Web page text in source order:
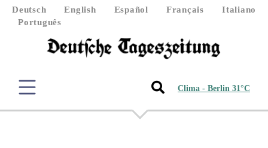
Deutsch English Español Français
Italiano
Português
Clima - Berlin 31°C